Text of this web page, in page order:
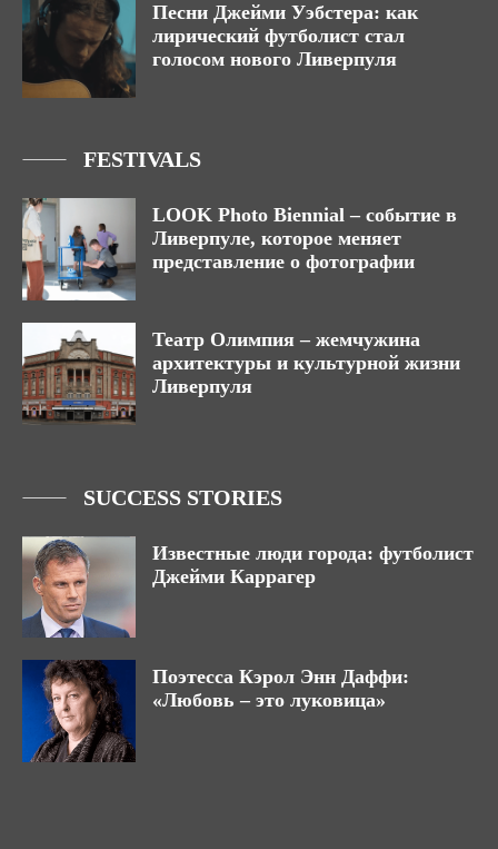
Песни Джейми Уэбстера: как
лирический футболист стал
голосом нового Ливерпуля
FESTIVALS
LOOK Photo Biennial – событие в
Ливерпуле, которое меняет
представление о фотографии
Театр Олимпия – жемчужина
архитектуры и культурной жизни
Ливерпуля
SUCCESS STORIES
Известные люди города: футболист
Джейми Каррагер
Поэтесса Кэрол Энн Даффи:
«Любовь – это луковица»